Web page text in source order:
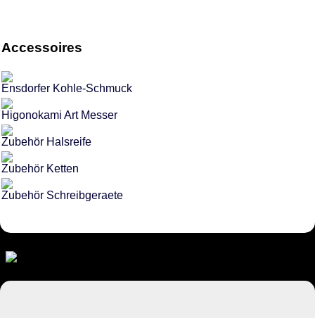
Accessoires
Ensdorfer Kohle-Schmuck
Higonokami Art Messer
Zubehör Halsreife
Zubehör Ketten
Zubehör Schreibgeraete